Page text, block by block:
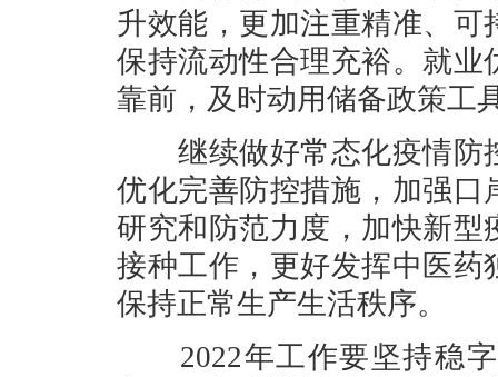
升效能，更加注重精准、
保持流动性合理充裕。就
靠前，及时动用储备政策工
继续做好常态化疫情防
优化完善防控措施，加强
研究和防范力度，加快新
接种工作，更好发挥中医
保持正常生产生活秩序。
2022年工作要坚持稳字